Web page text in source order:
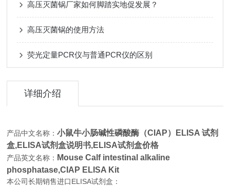
高压灭菌锅厂家如何脚踏实地促发展？
高压灭菌锅的使用方法
荧光定量PCR仪与普通PCR仪的区别
详细介绍
产品中文名称：小鼠牛小肠碱性磷酸酶（CIAP）ELISA 试剂
盒,ELISA试剂盒说明书,ELISA试剂盒价格
产品英文名称： Mouse Calf intestinal alkaline
phosphatase,CIAP ELISA Kit
本公司长期销售进口ELISA试剂盒：